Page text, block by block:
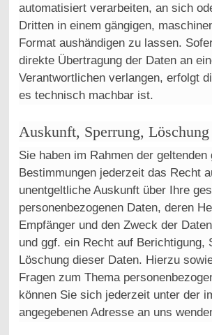
automatisiert verarbeiten, an sich
Dritten in einem gängigen,
Format aushändigen zu lassen.
direkte Übertragung der Daten an
Verantwortlichen verlangen, erfolgt
es technisch machbar ist.
Auskunft, Sperrung, Löschung
Sie haben im Rahmen der
Bestimmungen jederzeit das Recht
unentgeltliche Auskunft über Ihre
personenbezogenen Daten, deren
Empfänger und den Zweck der
und ggf. ein Recht auf Berichtigung,
Löschung dieser Daten. Hierzu
Fragen zum Thema
können Sie sich jederzeit unter der
angegebenen Adresse an uns